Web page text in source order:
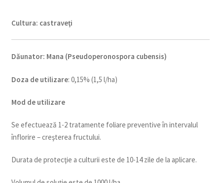
Cultura: castraveţi
Dăunator: Mana (Pseudoperonospora cubensis)
Doza de utilizare: 0,15% (1,5 l/ha)
Mod de utilizare
Se efectuează 1-2 tratamente foliare preventive în intervalul
înflorire – creşterea fructului.
Durata de protecţie a culturii este de 10-14 zile de la aplicare.